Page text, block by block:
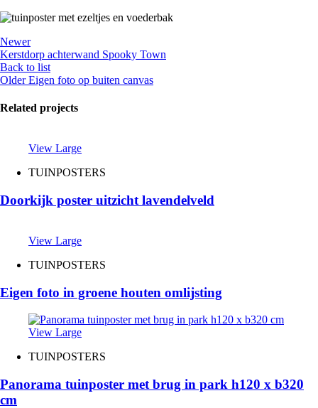
Newer
Kerstdorp achterwand Spooky Town
Back to list
Older Eigen foto op buiten canvas
Related projects
View Large
TUINPOSTERS
Doorkijk poster uitzicht lavendelveld
View Large
TUINPOSTERS
Eigen foto in groene houten omlijsting
View Large
TUINPOSTERS
Panorama tuinposter met brug in park h120 x b320
cm